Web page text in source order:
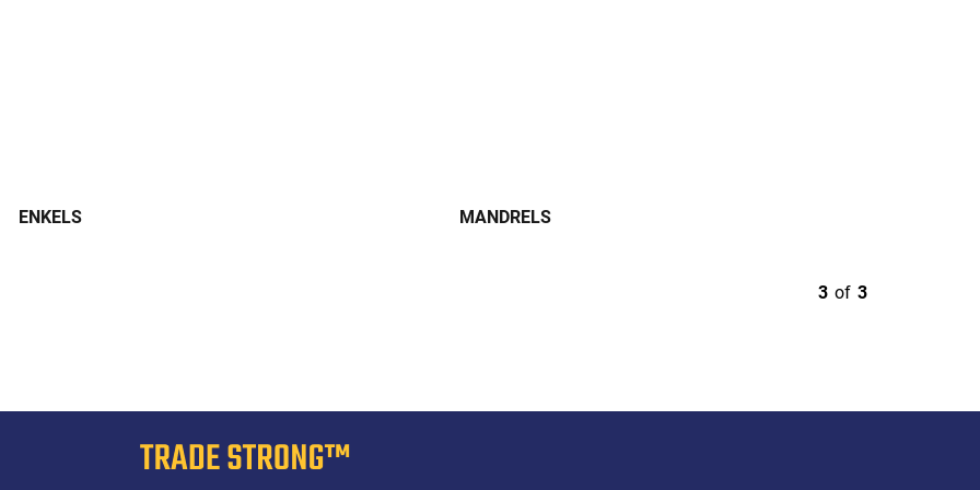
ENKELS MANDRELS
3 of 3